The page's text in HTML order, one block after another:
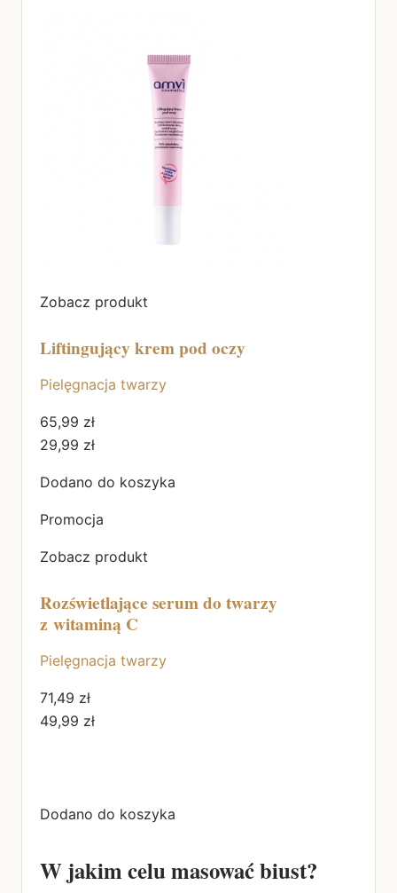
Zobacz produkt
Liftingujący krem pod oczy
Pielęgnacja twarzy
65,99 zł
29,99 zł
Dodano do koszyka
Promocja
Zobacz produkt
Rozświetlające serum do twarzy
z witaminą C
Pielęgnacja twarzy
71,49 zł
49,99 zł
Dodano do koszyka
W jakim celu masować biust?